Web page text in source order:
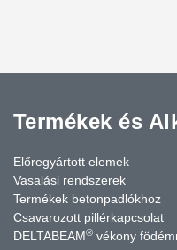
Termékek és
Előregyártott elemek
Vasalási rendszerek
Termékek betonpadlókhoz
Csavarozott pillérkapcsolat
DELTABEAM® vékony